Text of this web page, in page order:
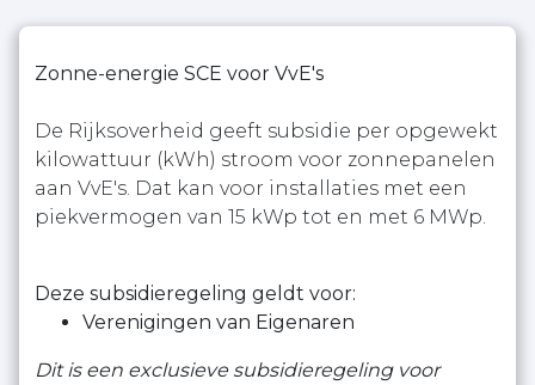
Zonne-energie SCE voor VvE's
De Rijksoverheid geeft subsidie per opgewekt
kilowattuur (kWh) stroom voor zonnepanelen
aan VvE's. Dat kan voor installaties met een
piekvermogen van 15 kWp tot en met 6 MWp.
Deze subsidieregeling geldt voor:
Verenigingen van Eigenaren
Dit is een exclusieve subsidieregeling voor